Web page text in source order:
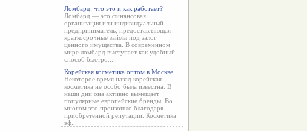
Ломбард: что это и как работает?
Ломбард — это финансовая
организация или индивидуальный
предприниматель, предоставляющая
краткосрочные займы под залог
ценного имущества. В современном
мире ломбард выступает как удобный
способ быстро...
Корейская косметика оптом в Москве
Некоторое время назад корейская
косметика не особо была известна. В
наши дни она активно вымещает
популярные европейские бренды. Во
многом это произошло благодаря
приобретенной репутации. Косметика
эф...